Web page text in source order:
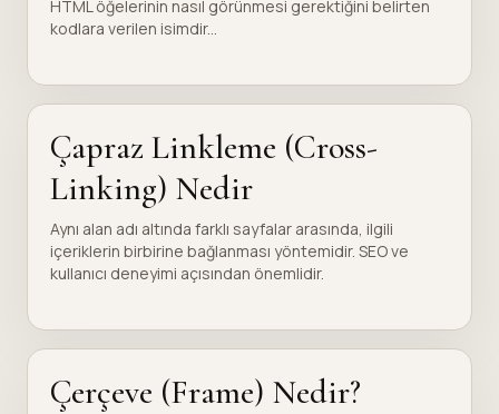
HTML öğelerinin nasıl görünmesi gerektiğini belirten
kodlara verilen isimdir...
Çapraz Linkleme (Cross-
Linking) Nedir
Aynı alan adı altında farklı sayfalar arasında, ilgili
içeriklerin birbirine bağlanması yöntemidir. SEO ve
kullanıcı deneyimi açısından önemlidir.
Çerçeve (Frame) Nedir?